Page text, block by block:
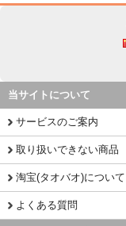
当サイトについて
サービスのご案内
取り扱いできない商品
淘宝(タオバオ)について
よくある質問